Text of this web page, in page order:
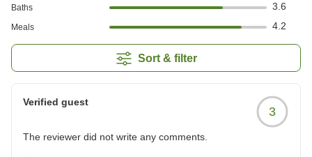
Baths 3.6
Meals 4.2
Sort & filter
Verified guest
3
The reviewer did not write any comments.